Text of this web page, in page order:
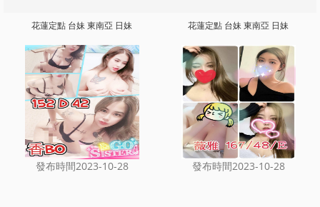
花蓮定點 台妹 東南亞 日妹
發布時間2023-10-28
花蓮定點 台妹 東南亞 日妹
發布時間2023-10-28